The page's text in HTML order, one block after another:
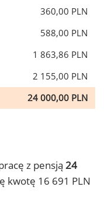
360,00 PLN
588,00 PLN
1 863,86 PLN
2 155,00 PLN
24 000,00 PLN
z pensją 24
kwotę 16 691 PLN